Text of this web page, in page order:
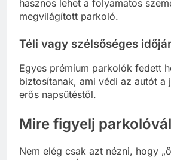
hasznos lehet a folyamatos
megvilágított parkoló.
Téli vagy szélsőséges
Egyes prémium parkolók fedett
biztosítanak, ami védi az autót a
erős napsütéstől.
Mire figyelj
Nem elég csak azt nézni, hogy